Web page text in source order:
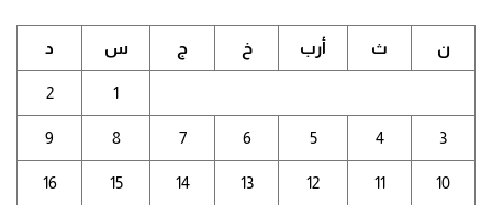
ن ث أرب خ ج س د
1
2
3
4
5
6
7
8
9
10
11
12
13
14
15
16